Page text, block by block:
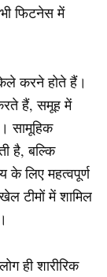
फिटनेस में
करने होते हैं।
हैं, समूह में
सामूहिक
है, बल्कि
के लिए महत्वपूर्ण
टीमों में शामिल
ही शारीरिक